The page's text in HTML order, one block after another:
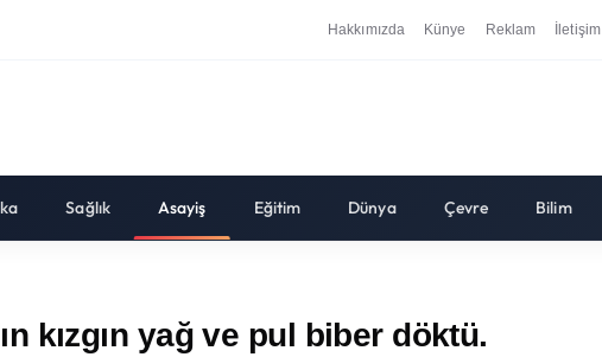
Hakkımızda Künye Reklam İletişim
Sağlık Asayiş Eğitim Dünya Çevre Bilim
kızgın yağ ve pul biber döktü.